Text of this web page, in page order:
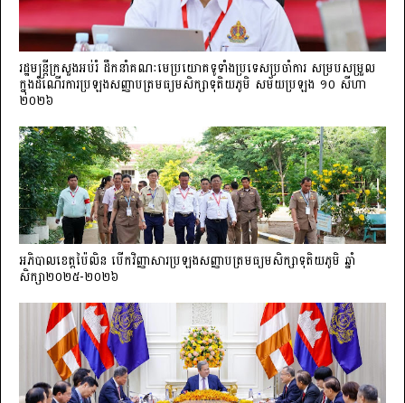
រដ្ឋមន្ត្រីក្រសួងអប់រំ ដឹកនាំគណៈមេប្រយោគទូទាំងប្រទេសប្រចាំការ សម្របសម្រួល
ក្នុងដំណើរការប្រឡងសញ្ញាបត្រមធ្យមសិក្សាទុតិយភូមិ សម័យប្រឡង ១០ សីហា
២០២៦
អភិបាលខេត្តប៉ៃលិន បើកវិញ្ញាសារប្រឡងសញ្ញាបត្រមធ្យមសិក្សាទុតិយភូមិ ឆ្នាំ
សិក្សា២០២៥-២០២៦